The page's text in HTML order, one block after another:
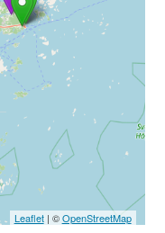
Leaflet| ©OpenStreetMap